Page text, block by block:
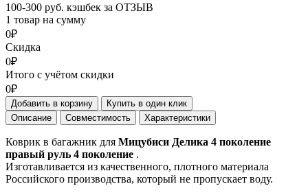
100-300 руб. кэшбек за ОТЗЫВ
1 товар на сумму
0₽
Скидка
0₽
Итого с учётом скидки
0₽
Добавить в корзину
Купить в один клик
Описание
Совместимость Характеристики
Коврик в багажник для Мицубиси Делика 4 поколение
правый руль 4 поколение .
Изготавливается из качественного, плотного материала
Российского производства, который не пропускает воду.